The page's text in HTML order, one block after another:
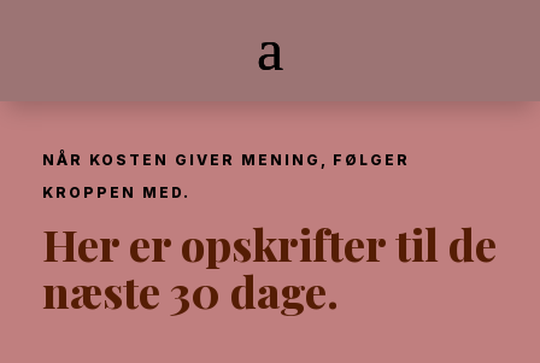
NÅR KOSTEN GIVER MENING, FØLGER
KROPPEN MED.
Her er opskrifter til de
næste 30 dage.